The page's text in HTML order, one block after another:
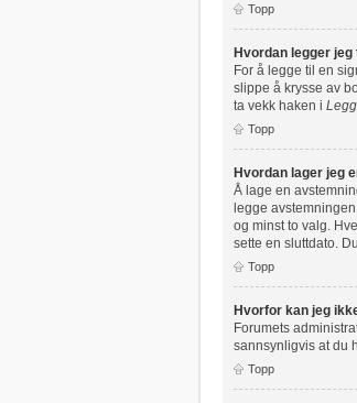
Topp
Hvordan legger
For å legge til en
slippe å krysse av
ta vekk haken i
Topp
Hvordan lager jeg
Å lage en
legge
og minst to valg.
sette en sluttdato.
Topp
Hvorfor kan jeg
Forumets
sannsynligvis at du
Topp